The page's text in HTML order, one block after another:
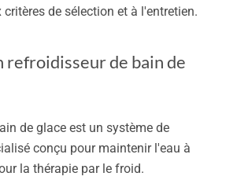
de sélection et à l'entretien.
refroidisseur de bain de
de glace est un système de
conçu pour maintenir l'eau à
la thérapie par le froid.